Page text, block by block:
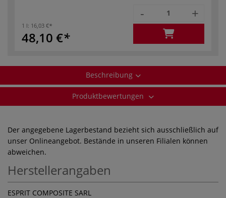
1 l: 16,03 €
48,10 €
- +
Beschreibung
Produktbewertungen
Der angegebene Lagerbestand bezieht sich ausschließlich auf
unser Onlineangebot. Bestände in unseren Filialen können
abweichen.
Herstellerangaben
ESPRIT COMPOSITE SARL